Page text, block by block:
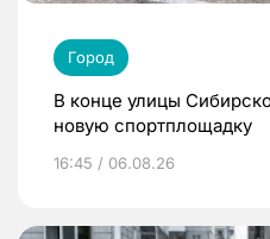
Город
В конце улицы
новую спортплощадку
16:45 / 06.08.26